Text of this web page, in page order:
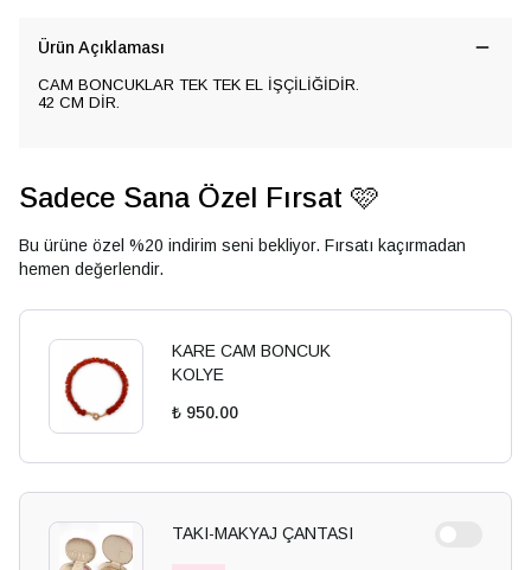
Ürün Açıklaması
CAM BONCUKLAR TEK TEK EL İŞÇİLİĞİDİR.
42 CM DİR.
Sadece Sana Özel Fırsat 🩷
Bu ürüne özel %20 indirim seni bekliyor. Fırsatı kaçırmadan
hemen değerlendir.
KARE CAM BONCUK
KOLYE
₺ 950.00
TAKI-MAKYAJ ÇANTASI